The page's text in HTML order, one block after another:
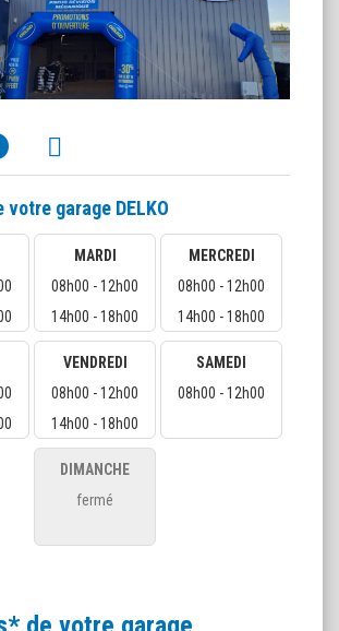
votre garage DELKO
MARDI
08h00 - 12h00
14h00 - 18h00
MERCREDI
08h00 - 12h00
14h00 - 18h00
VENDREDI
08h00 - 12h00
14h00 - 18h00
SAMEDI
08h00 - 12h00
DIMANCHE
fermé